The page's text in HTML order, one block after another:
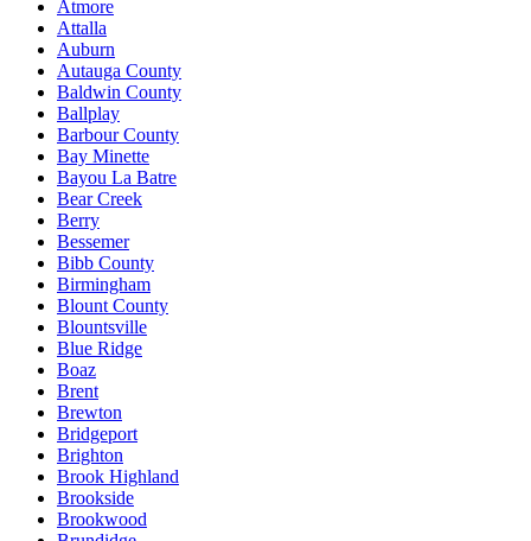
Atmore
Attalla
Auburn
Autauga County
Baldwin County
Ballplay
Barbour County
Bay Minette
Bayou La Batre
Bear Creek
Berry
Bessemer
Bibb County
Birmingham
Blount County
Blountsville
Blue Ridge
Boaz
Brent
Brewton
Bridgeport
Brighton
Brook Highland
Brookside
Brookwood